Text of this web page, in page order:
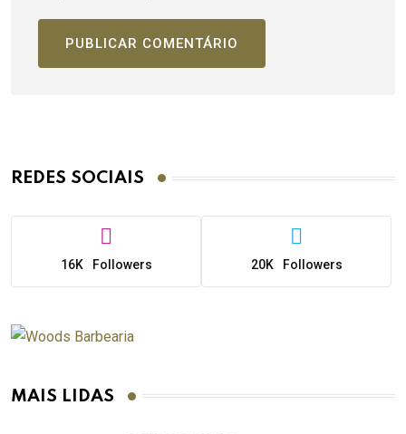
REDES SOCIAIS
16K Followers 20K Followers
MAIS LIDAS